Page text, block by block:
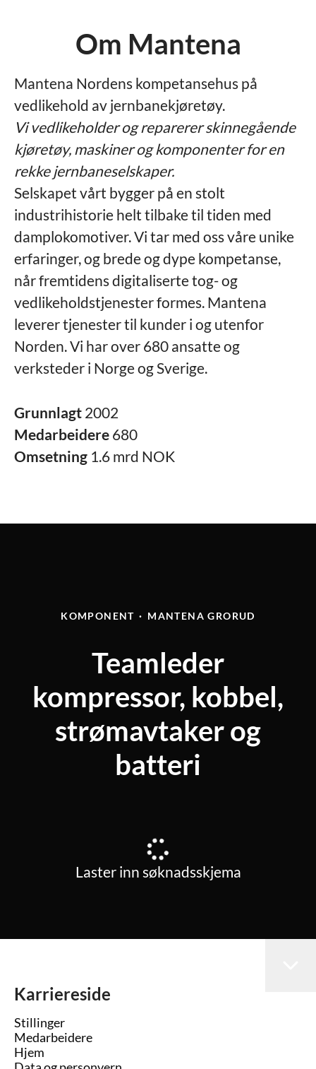
Om Mantena
Mantena Nordens kompetansehus på
vedlikehold av jernbanekjøretøy.
Vi vedlikeholder og reparerer skinnegående
kjøretøy, maskiner og komponenter for en
rekke jernbaneselskaper.
Selskapet vårt bygger på en stolt
industrihistorie helt tilbake til tiden med
damplokomotiver. Vi tar med oss våre unike
erfaringer, og brede og dype kompetanse,
når fremtidens digitaliserte tog- og
vedlikeholdstjenester formes. Mantena
leverer tjenester til kunder i og utenfor
Norden. Vi har over 680 ansatte og
verksteder i Norge og Sverige.
Grunnlagt 2002
Medarbeidere 680
Omsetning 1.6 mrd NOK
KOMPONENT · MANTENA GRORUD
Teamleder
kompressor, kobbel,
strømavtaker og
batteri
Laster inn søknadsskjema
Karriereside
Stillinger
Medarbeidere
Hjem